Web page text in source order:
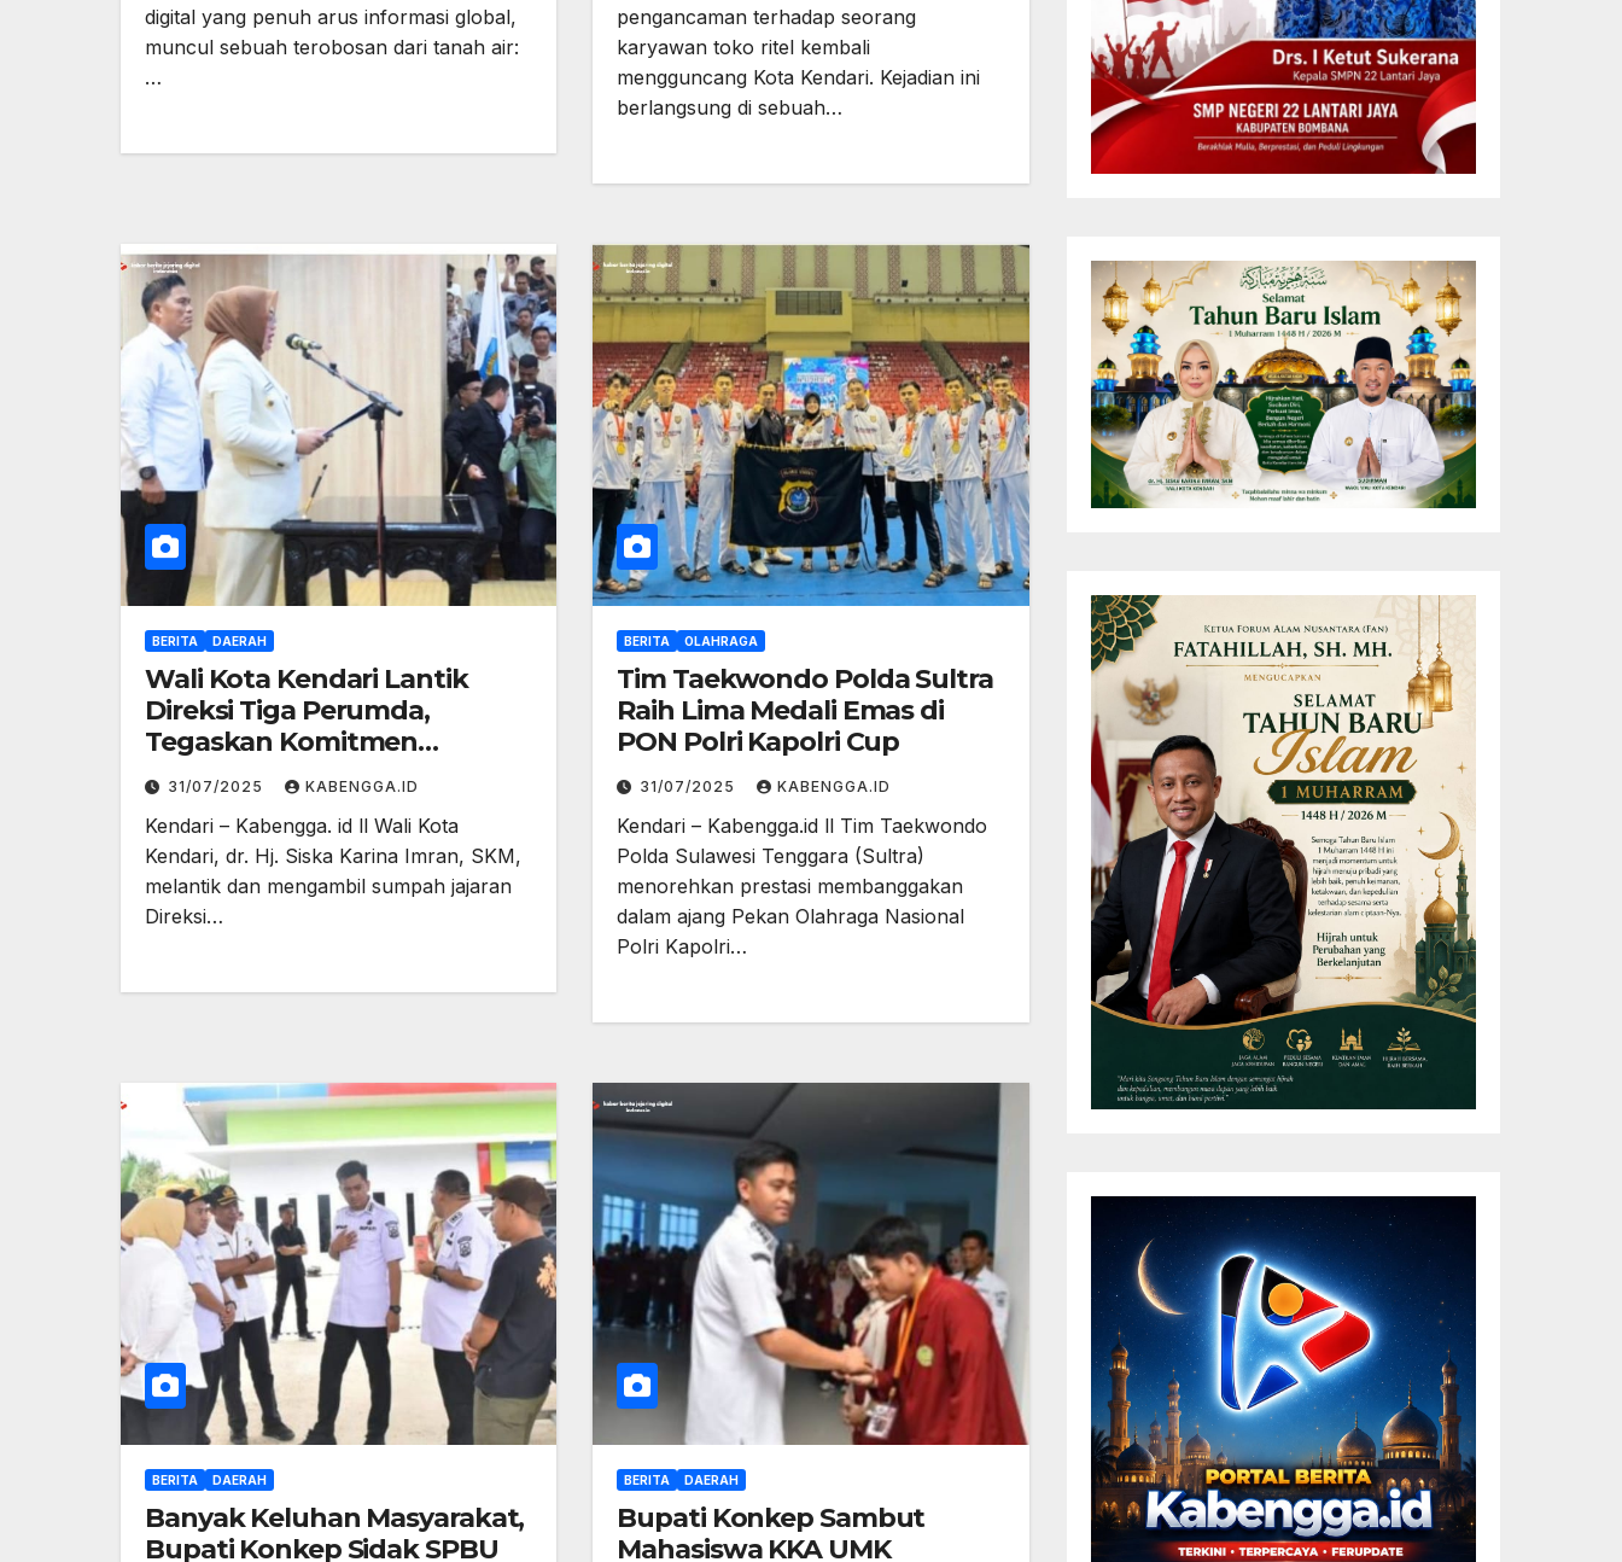
digital yang penuh arus informasi global,
muncul sebuah terobosan dari tanah air:
…
pengancaman terhadap seorang
karyawan toko ritel kembali
mengguncang Kota Kendari. Kejadian ini
berlangsung di sebuah…
BERITA DAERAH
Wali Kota Kendari Lantik
Direksi Tiga Perumda,
Tegaskan Komitmen
Perbaikan dan
Profesionalisme
31/07/2025 KABENGGA.ID
Kendari – Kabengga. id ll Wali Kota
Kendari, dr. Hj. Siska Karina Imran, SKM,
melantik dan mengambil sumpah jajaran
Direksi…
BERITA OLAHRAGA
Tim Taekwondo Polda Sultra
Raih Lima Medali Emas di
PON Polri Kapolri Cup
31/07/2025 KABENGGA.ID
Kendari – Kabengga.id ll Tim Taekwondo
Polda Sulawesi Tenggara (Sultra)
menorehkan prestasi membanggakan
dalam ajang Pekan Olahraga Nasional
Polri Kapolri…
BERITA DAERAH
Banyak Keluhan Masyarakat,
Bupati Konkep Sidak SPBU
BERITA DAERAH
Bupati Konkep Sambut
Mahasiswa KKA UMK